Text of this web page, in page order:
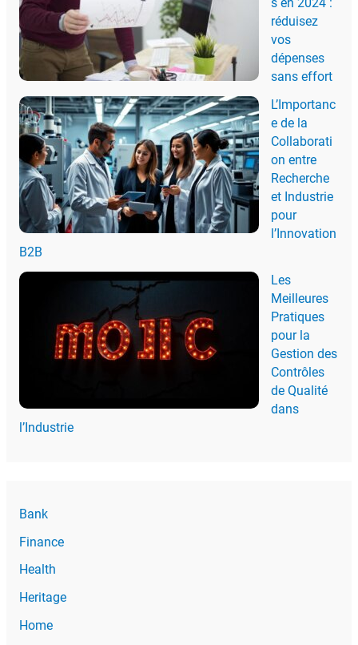
s en 2024 :
réduisez
vos
dépenses
sans effort
L’Importanc
e de la
Collaborati
on entre
Recherche
et Industrie
pour
l’Innovation
B2B
Les
Meilleures
Pratiques
pour la
Gestion des
Contrôles
de Qualité
dans
l’Industrie
Bank
Finance
Health
Heritage
Home